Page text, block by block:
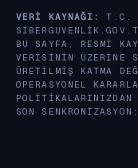
VERI KAYNAĞI:
T.C.
BU SAYFA, RESMI
VERISININ ÜZERINE
ÜRETILMIŞ KATMA
OPERASYONEL
POLITIKALARINIZDAN
SON